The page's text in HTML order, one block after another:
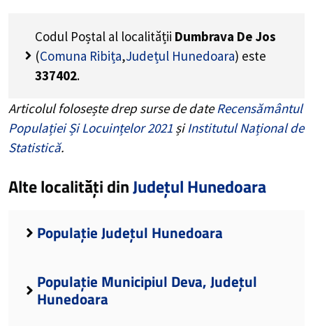
Codul Poștal al localității Dumbrava De Jos
(Comuna Ribița,Județul Hunedoara) este
337402.
Articolul folosește drep surse de dateRecensământul
Populației Și Locuințelor 2021 șiInstitutul Național de
Statistică.
Alte localități dinJudețul Hunedoara
Populație Județul Hunedoara
Populație Municipiul Deva, Județul
Hunedoara